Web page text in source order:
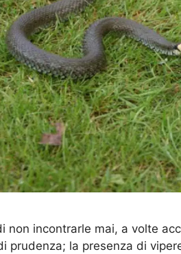
non incontrarle mai, a volte
prudenza; la presenza di